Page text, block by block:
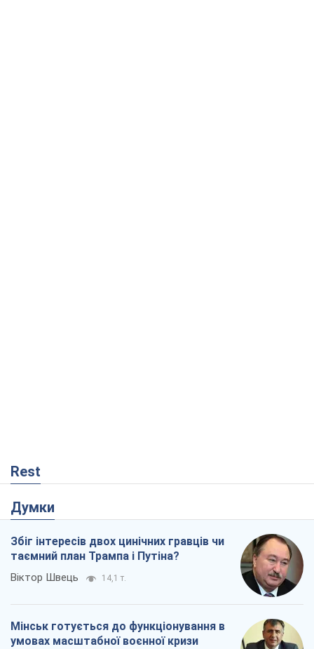
Rest
Думки
Збіг інтересів двох цинічних гравців чи
таємний план Трампа і Путіна?
Віктор Швець 14,1 т.
Мінськ готується до функціонування в
умовах масштабної воєнної кризи